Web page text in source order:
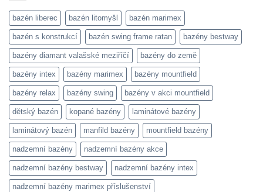
bazén liberec bazén litomyšl bazén marimex
bazén s konstrukcí bazén swing frame ratan bazény bestway
bazény diamant valašské meziříčí bazény do země
bazény intex bazény marimex bazény mountfield
bazény relax bazény swing bazény v akci mountfield
dětský bazén kopané bazény laminátové bazény
laminátový bazén manfild bazény mountfield bazény
nadzemní bazény nadzemní bazény akce
nadzemní bazény bestway nadzemní bazény intex
nadzemní bazény marimex příslušenství